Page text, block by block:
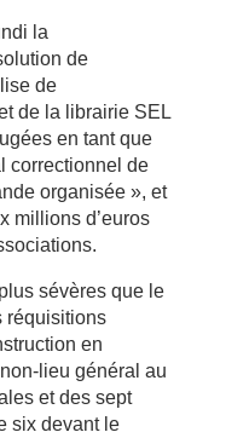
la
de
de
de la librairie SEL
en tant que
correctionnel de
organisée », et
millions d’euros
sévères que le
réquisitions
en
lieu général au
et des sept
six devant le